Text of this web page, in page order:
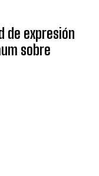
de expresión
sobre